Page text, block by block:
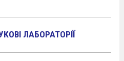
ЛАБОРАТОРІЇ